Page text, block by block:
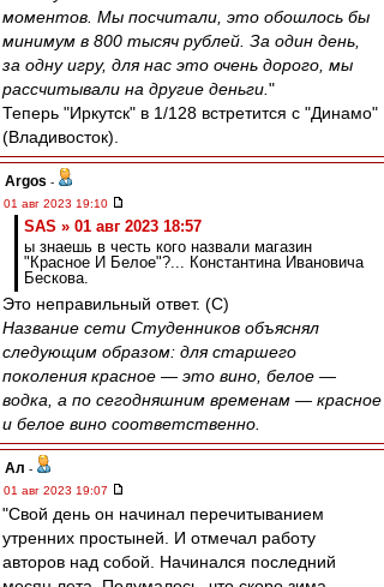
моментов. Мы посчитали, это обошлось бы
минимум в 800 тысяч рублей. За один день,
за одну игру, для нас это очень дорого, мы
рассчитывали на другие деньги. "
Теперь "Иркутск" в 1/128 встретится с "Динамо"
(Владивосток).
Argos -
01 авг 2023 19:10
SAS » 01 авг 2023 18:57
ы знаешь в честь кого назвали магазин
"Красное И Белое"?... Константина Ивановича
Бескова.
Это неправильный ответ. (С)
Название сети Студенников объяснял
следующим образом: для старшего
поколения красное — это вино, белое —
водка, а по сегодняшним временам — красное
и белое вино соответственно.
Ал -
01 авг 2023 19:07
"Свой день он начинал перечитыванием
утренних простыней. И отмечал работу
авторов над собой. Начинался последний